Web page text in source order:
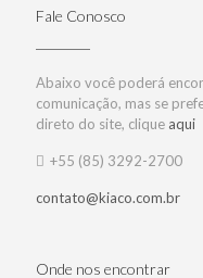
Fale Conosco
Abaixo você poderá
comunicação, mas se
direto do site, clique aqui
+55 (85) 3292-2700
contato@kiaco.com.br
Onde nos encontrar